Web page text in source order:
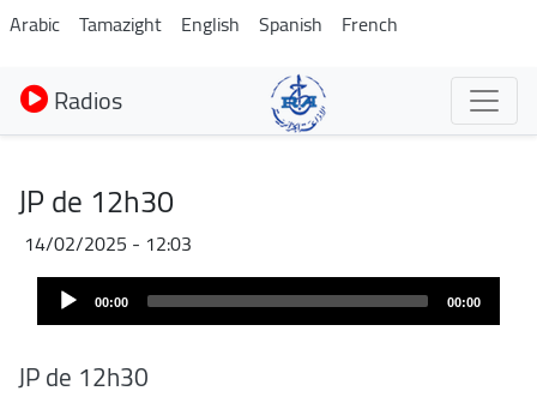
Aller
au
contenu
principal
Arabic Tamazight English Spanish French
Radios
JP de 12h30
14/02/2025 - 12:03
Audio
Player 00:00 00:00
JP de 12h30